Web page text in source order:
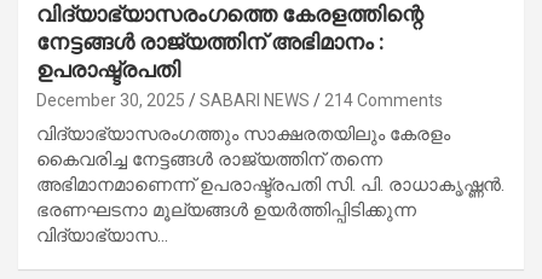
വിദ്യാഭ്യാസരംഗത്തെ കേരളത്തിന്റെ
നേട്ടങ്ങൾ രാജ്യത്തിന് അഭിമാനം :
ഉപരാഷ്ട്രപതി
December 30, 2025 SABARI NEWS 214 Comments
വിദ്യാഭ്യാസരംഗത്തും സാക്ഷരതയിലും കേരളം
കൈവരിച്ച നേട്ടങ്ങൾ രാജ്യത്തിന് തന്നെ
അഭിമാനമാണെന്ന് ഉപരാഷ്ട്രപതി സി. പി. രാധാകൃഷ്ണൻ.
ഭരണഘടനാ മൂല്യങ്ങൾ ഉയർത്തിപ്പിടിക്കുന്ന
വിദ്യാഭ്യാസ…